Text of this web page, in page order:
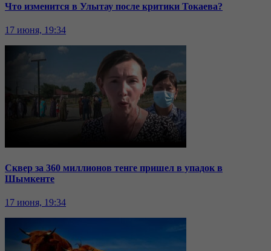
Что изменится в Улытау после критики Токаева?
17 июня, 19:34
Сквер за 360 миллионов тенге пришел в упадок в
Шымкенте
17 июня, 19:34